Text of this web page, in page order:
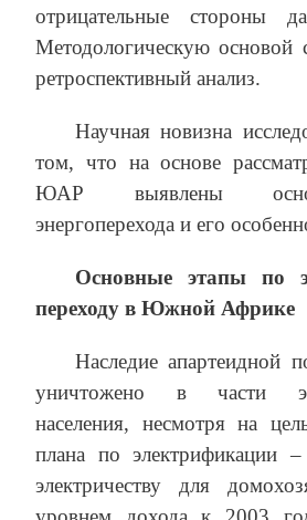
отрицательные стороны
Методологическую основой
ретроспективный анализ.
Научная новизна
том, что на основе
ЮАР выявлены
энергоперехода и его
Основные этапы по
переходу в Южной Африке
Наследие апартеидной
уничтожено в части
населения, несмотря на
плана по электрификации
электричеству для